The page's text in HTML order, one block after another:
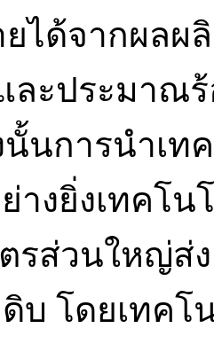
ยได้จากผลผ
ละประมาณ
นการนำเทค
างยิ่งเทคโ
รส่วนใหญ่ส่
บ โดยเทคโ